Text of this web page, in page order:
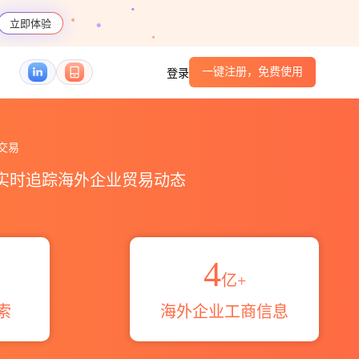
立即体验
登录 一键注册，免费使用
易
时追踪海外企业贸易动态
4亿+
海外企业工商信息